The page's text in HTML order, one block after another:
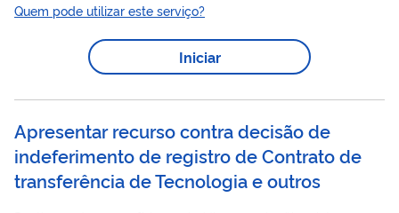
a publicação da autorização. Clique aqui para saber mais .
Quem pode utilizar este serviço?
Iniciar
Apresentar recurso contra decisão de
indeferimento de registro de Contrato de
transferência de Tecnologia e outros